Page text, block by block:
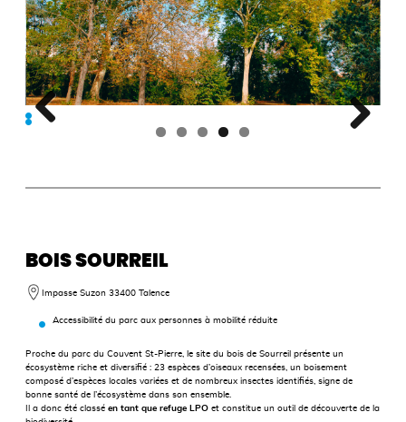
BOIS SOURREIL
Impasse Suzon 33400 Talence
Accessibilité du parc aux personnes à mobilité réduite
Proche du parc du Couvent St-Pierre, le site du bois de Sourreil présente un
écosystème riche et diversifié : 23 espèces d’oiseaux recensées, un boisement
composé d’espèces locales variées et de nombreux insectes identifiés, signe de
bonne santé de l’écosystème dans son ensemble.
Il a donc été classéen tant que refuge LPOet constitue un outil de découverte de la